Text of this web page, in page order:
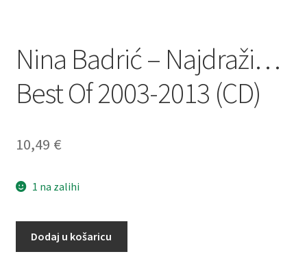
O nama
Kontakt
Nina Badrić – Najdraži…
Best Of 2003-2013 (CD)
10,49 €
1 na zalihi
Dodaj u košaricu